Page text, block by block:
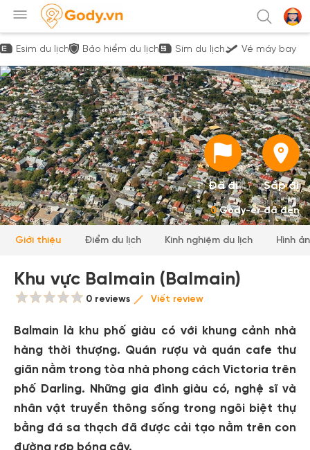
Esim du lịch Bảo hiểm du lịch Sim du lịch Vé máy bay
Đã đi Sắp đi
0Gody-er đã đến
Giới thiệu Điểm du lịch Kinh nghiệm du lịch Hình
Khu vực Balmain (Balmain)
0 reviews Viết review
Balmain là khu phố giàu có với khung cảnh nhà
hàng thời thượng. Quán rượu và quán cafe thư
giãn nằm trong tòa nhà phong cách Victoria trên
phố Darling. Những gia đình giàu có, nghệ sĩ và
nhân vật truyền thông sống trong ngôi biệt thự
bằng đá sa thạch đã được cải tạo nằm trên con
đường rợp bóng cây.